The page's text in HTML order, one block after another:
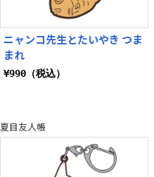
ニャンコ先生とたいやき つま
まれ
¥990（税込）
夏目友人帳